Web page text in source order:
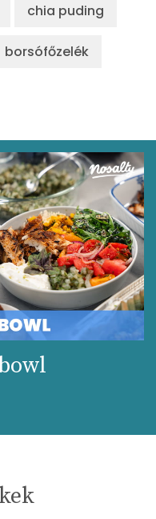
chia puding
borsófőzelék